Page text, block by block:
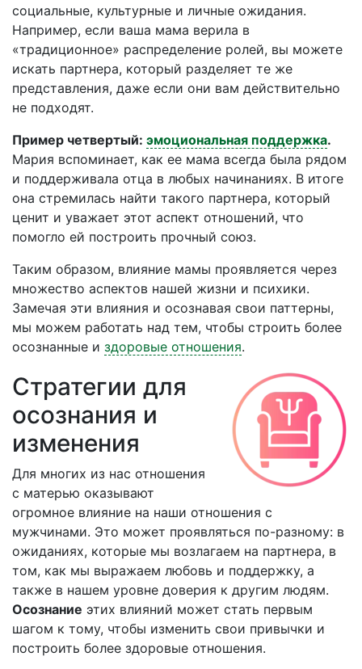
социальные, культурные и личные ожидания.
Например, если ваша мама верила в
«традиционное» распределение ролей, вы можете
искать партнера, который разделяет те же
представления, даже если они вам действительно
не подходят.
Пример четвертый: эмоциональная поддержка.
Мария вспоминает, как ее мама всегда была рядом
и поддерживала отца в любых начинаниях. В итоге
она стремилась найти такого партнера, который
ценит и уважает этот аспект отношений, что
помогло ей построить прочный союз.
Таким образом, влияние мамы проявляется через
множество аспектов нашей жизни и психики.
Замечая эти влияния и осознавая свои паттерны,
мы можем работать над тем, чтобы строить более
осознанные и здоровые отношения.
Стратегии для
осознания и
изменения
Для многих из нас отношения
с матерью оказывают
огромное влияние на наши отношения с
мужчинами. Это может проявляться по-разному: в
ожиданиях, которые мы возлагаем на партнера, в
том, как мы выражаем любовь и поддержку, а
также в нашем уровне доверия к другим людям.
Осознание этих влияний может стать первым
шагом к тому, чтобы изменить свои привычки и
построить более здоровые отношения.